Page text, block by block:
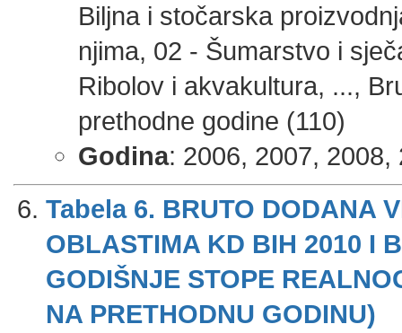
Biljna i stočarska
njima, 02 - Šumarstvo i
Ribolov i akvakultura, ...,
prethodne godine (110)
Godina: 2006, 2007,
Tabela 6. BRUTO DODANA
OBLASTIMA KD BIH 2010 I
GODIŠNJE STOPE
NA PRETHODNU GODINU)